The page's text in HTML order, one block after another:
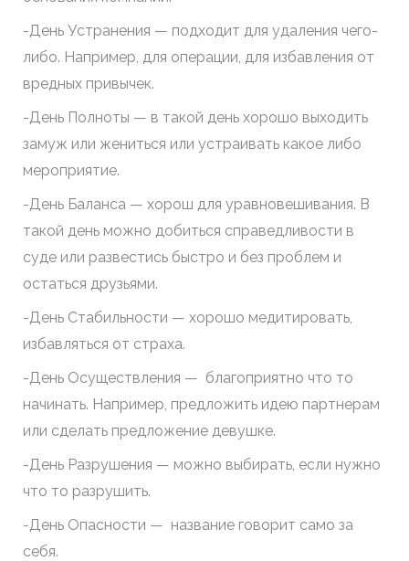
-День Устранения — подходит для удаления чего-
либо. Например, для операции, для избавления от
вредных привычек.
-День Полноты — в такой день хорошо выходить
замуж или жениться или устраивать какое либо
мероприятие.
-День Баланса — хорош для уравновешивания. В
такой день можно добиться справедливости в
суде или развестись быстро и без проблем и
остаться друзьями.
-День Стабильности — хорошо медитировать,
избавляться от страха.
-День Осуществления — благоприятно что то
начинать. Например, предложить идею партнерам
или сделать предложение девушке.
-День Разрушения — можно выбирать, если нужно
что то разрушить.
-День Опасности — название говорит само за
себя.